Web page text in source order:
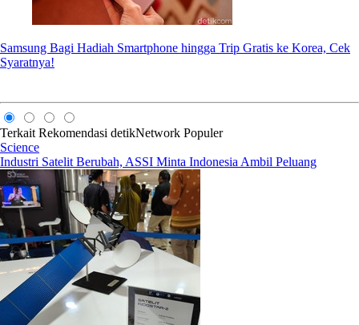
Samsung Bagi Hadiah Smartphone hingga Trip Gratis ke Korea, Cek
Syaratnya!
Terkait Rekomendasi detikNetwork Populer
Science
Industri Satelit Berubah, ASSI Minta Indonesia Ambil Peluang